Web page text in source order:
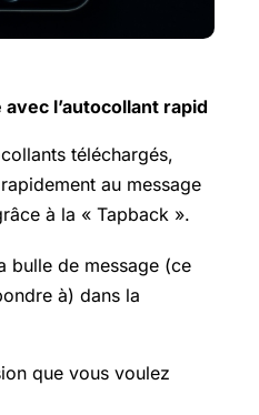
l’autocollant rapid
téléchargés,
au message
à la « Tapback ».
bulle de message (ce
à) dans la
que vous voulez